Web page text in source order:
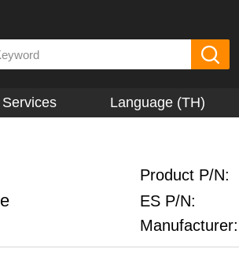
Language (TH)
Product P/N:
ES P/N:
Manufacturer: